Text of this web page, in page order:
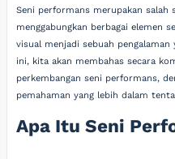
Seni performans merupakan
menggabungkan berbagai elemen
visual menjadi sebuah
ini, kita akan membahas secara
perkembangan seni performans,
pemahaman yang lebih dalam
Apa Itu Seni